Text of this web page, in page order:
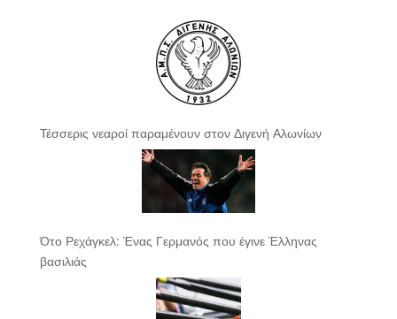
Τέσσερις νεαροί παραμένουν στον Διγενή Αλωνίων
Ότο Ρεχάγκελ: Ένας Γερμανός που έγινε Έλληνας
βασιλιάς